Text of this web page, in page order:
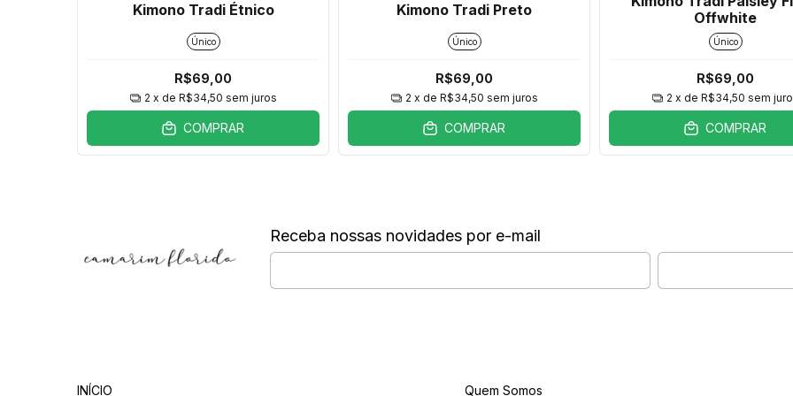
Kimono Tradi Étnico
Único
R$69,00
2 x de R$34,50 sem juros
COMPRAR
Kimono Tradi Preto
Único
R$69,00
2 x de R$34,50 sem juros
COMPRAR
Offwhite
Único
R$69,00
2 x de R$34,50 sem
COMPRAR
Receba nossas novidades por e-mail
INÍCIO Quem Somos